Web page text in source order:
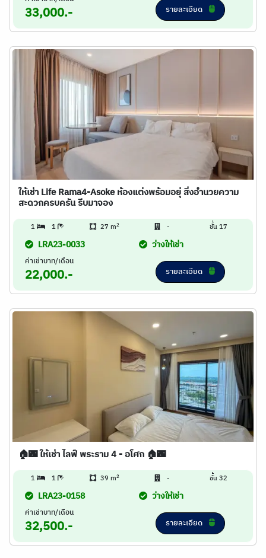
33,000.- รายละเอียด
ให้เช่า Life Rama4-Asoke ห้องแต่งพร้อมอยุ่ สิ่งอำนวยความ
สะดวกครบครัน รีบมาจอง
1 1 27 m2 - ชั้น 17
LRA23-0033 ว่างให้เช่า
ค่าเช่าบาท/เดือน
22,000.- รายละเอียด
🏠🌃 ให้เช่า ไลฟ์ พระราม 4 - อโศก 🏠🌃
1 1 39 m2 - ชั้น 32
LRA23-0158 ว่างให้เช่า
ค่าเช่าบาท/เดือน
32,500.- รายละเอียด